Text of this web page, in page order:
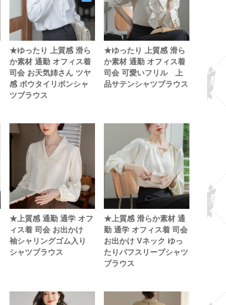
★ゆったり 上質感 滑ら
か素材 通勤 オフィス着
司会 お天気姉さん ツヤ
感 ボウタイリボンシャ
ツブラウス
★ゆったり 上質感 滑ら
か素材 通勤 オフィス着
司会 可愛いフリル 上
品サテンシャツブラウス
★上質感 通勤 通学 オフ
ィス着 司会 お出かけ
袖シャリングゴム入り
シャツブラウス
★上質感 滑らか素材 通
勤 通学 オフィス着 司会
お出かけ Vネック ゆっ
たりパフスリーブシャツ
ブラウス